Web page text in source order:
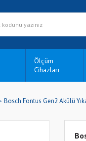
Ölçüm
Cihazları
Bosch Fontus Gen2 Akülü